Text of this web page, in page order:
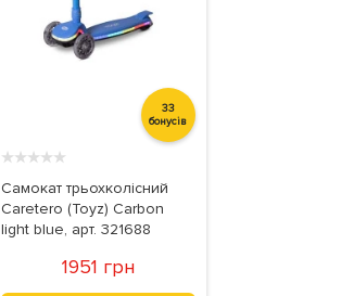
33
бонусів
★★★★★
Самокат трьохколісний
Caretero (Toyz) Carbon
light blue, арт. 321688
1951 грн